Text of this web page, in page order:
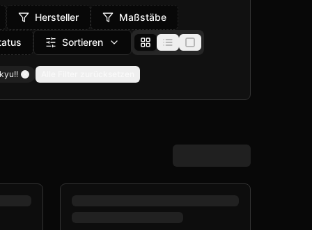
Hersteller Maßstäbe
Sortieren
Remove filter